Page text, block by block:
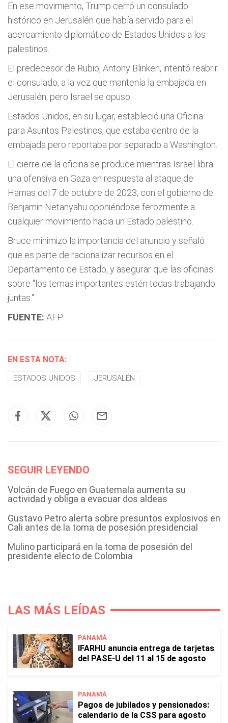
En ese movimiento, Trump cerró un consulado
histórico en Jerusalén que había servido para el
acercamiento diplomático de Estados Unidos a los
palestinos.
El predecesor de Rubio, Antony Blinken, intentó reabrir
el consulado, a la vez que mantenía la embajada en
Jerusalén; pero Israel se opuso.
Estados Unidos, en su lugar, estableció una Oficina
para Asuntos Palestinos, que estaba dentro de la
embajada pero reportaba por separado a Washington.
El cierre de la oficina se produce mientras Israel libra
una ofensiva en Gaza en respuesta al ataque de
Hamas del 7 de octubre de 2023, con el gobierno de
Benjamin Netanyahu oponiéndose ferozmente a
cualquier movimiento hacia un Estado palestino.
Bruce minimizó la importancia del anuncio y señaló
que es parte de racionalizar recursos en el
Departamento de Estado, y asegurar que las oficinas
sobre "los temas importantes estén todas trabajando
juntas."
FUENTE: AFP
EN ESTA NOTA:
ESTADOS UNIDOS JERUSALÉN
SEGUIR LEYENDO
Volcán de Fuego en Guatemala aumenta su
actividad y obliga a evacuar dos aldeas
Gustavo Petro alerta sobre presuntos explosivos en
Cali antes de la toma de posesión presidencial
Mulino participará en la toma de posesión del
presidente electo de Colombia
LAS MÁS LEÍDAS
PANAMÁ
IFARHU anuncia entrega de tarjetas
del PASE-U del 11 al 15 de agosto
PANAMÁ
Pagos de jubilados y pensionados:
calendario de la CSS para agosto